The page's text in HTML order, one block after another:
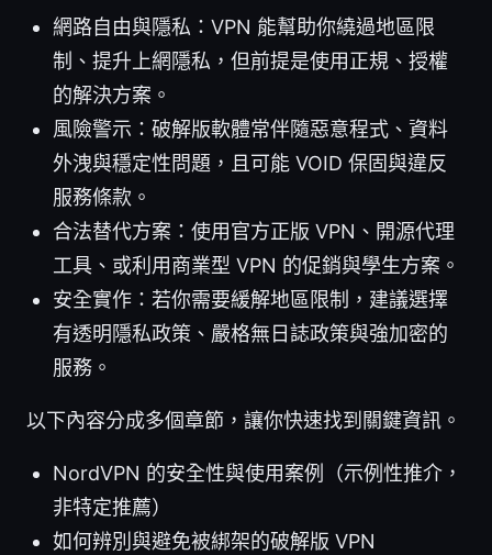
網路自由與隱私：VPN 能幫助你繞過地區限
制、提升上網隱私，但前提是使用正規、授權
的解決方案。
風險警示：破解版軟體常伴隨惡意程式、資料
外洩與穩定性問題，且可能 VOID 保固與違反
服務條款。
合法替代方案：使用官方正版 VPN、開源代理
工具、或利用商業型 VPN 的促銷與學生方案。
安全實作：若你需要緩解地區限制，建議選擇
有透明隱私政策、嚴格無日誌政策與強加密的
服務。
以下內容分成多個章節，讓你快速找到關鍵資訊。
NordVPN 的安全性與使用案例（示例性推介，
非特定推薦）
如何辨別與避免被綁架的破解版 VPN